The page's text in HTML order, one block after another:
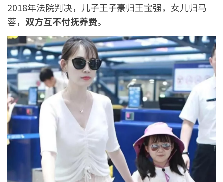
2018年法院判决，儿子王子豪归王宝强，女儿归马
蓉， 双方互不付抚养费。